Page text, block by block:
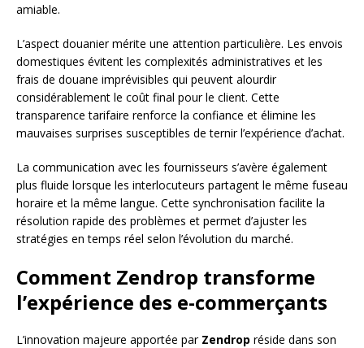
amiable.
L’aspect douanier mérite une attention particulière. Les envois
domestiques évitent les complexités administratives et les
frais de douane imprévisibles qui peuvent alourdir
considérablement le coût final pour le client. Cette
transparence tarifaire renforce la confiance et élimine les
mauvaises surprises susceptibles de ternir l’expérience d’achat.
La communication avec les fournisseurs s’avère également
plus fluide lorsque les interlocuteurs partagent le même fuseau
horaire et la même langue. Cette synchronisation facilite la
résolution rapide des problèmes et permet d’ajuster les
stratégies en temps réel selon l’évolution du marché.
Comment Zendrop transforme
l’expérience des e-commerçants
L’innovation majeure apportée par Zendrop réside dans son